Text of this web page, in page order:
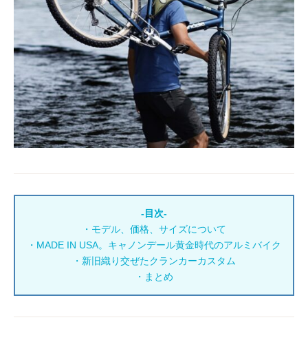
-目次-
・モデル、価格、サイズについて
・MADE IN USA。キャノンデール黄金時代のアルミバイク
・新旧織り交ぜたクランカーカスタム
・まとめ